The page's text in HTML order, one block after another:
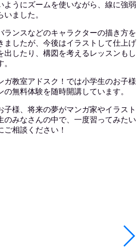
ようにズームを使いながら、線に強弱
ました。
ランスなどのキャラクターの描き方を
ましたが、今後はイラストして仕上げ
出したり、構図を考えるレッスンもし
ガ教室アドスク！では小学生のお子様
の無料体験を随時開講しています。
子様、将来の夢がマンガ家やイラスト
のみなさんの中で、一度習ってみたい
ご相談ください！